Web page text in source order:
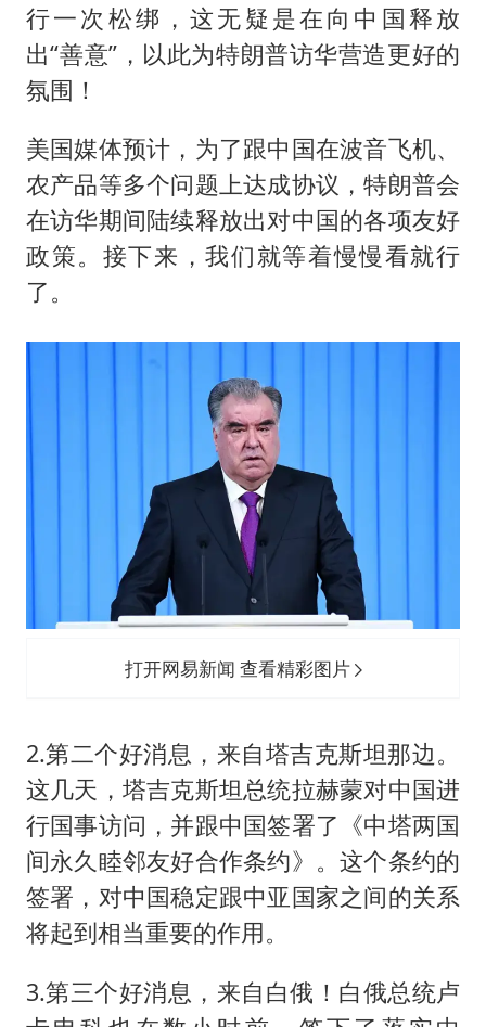
行一次松绑，这无疑是在向中国释放
出“善意”，以此为特朗普访华营造更好的
氛围！
美国媒体预计，为了跟中国在波音飞机、
农产品等多个问题上达成协议，特朗普会
在访华期间陆续释放出对中国的各项友好
政策。接下来，我们就等着慢慢看就行
了。
打开网易新闻 查看精彩图片
2.第二个好消息，来自塔吉克斯坦那边。
这几天，塔吉克斯坦总统拉赫蒙对中国进
行国事访问，并跟中国签署了《中塔两国
间永久睦邻友好合作条约》。这个条约的
签署，对中国稳定跟中亚国家之间的关系
将起到相当重要的作用。
3.第三个好消息，来自白俄！白俄总统卢